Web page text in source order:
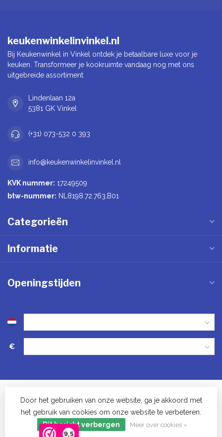
9,5
keukenwinkelinvinkel.nl
Bij Keukenwinkel in Vinkel ontdek je betaalbare luxe voor je
keuken. Transformeer je kookruimte vandaag nog met ons
uitgebreide assortiment
Lindenlaan 12a
5381 GK Vinkel
(+31) 073-532 0 393
info@keukenwinkelinvinkel.nl
KVK nummer: 17249509
btw-nummer: NL8198.72.763.B01
Categorieën
Informatie
Openingstijden
€
© Keukenwinkel in Vinkel - 2023
Door het gebruiken van onze website, ga je akkoord met
het gebruik van cookies om onze website te verbeteren.
Dit bericht verbergen
Meer over cookies »